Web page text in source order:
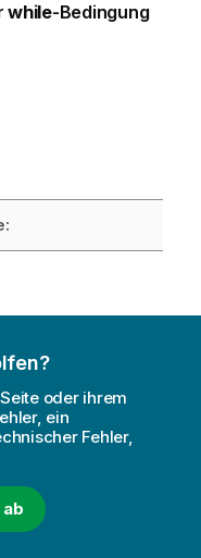
while-Bedingung
oder ihrem
ein
Fehler,